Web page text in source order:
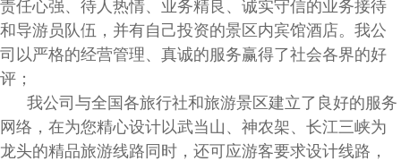
责任心强、待人热情、业务精良、诚实守信的业务接待
和导游员队伍，并有自己投资的景区内宾馆酒店。我公
司以严格的经营管理、真诚的服务赢得了社会各界的好
评；
我公司与全国各旅行社和旅游景区建立了良好的服务
网络，在为您精心设计以武当山、神农架、长江三峡为
龙头的精品旅游线路同时，还可应游客要求设计线路，